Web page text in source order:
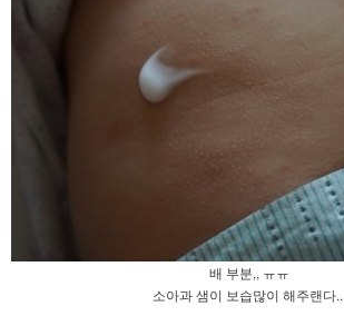
배 부분,, ㅠㅠ
소아과 샘이 보습많이 해주랜다...